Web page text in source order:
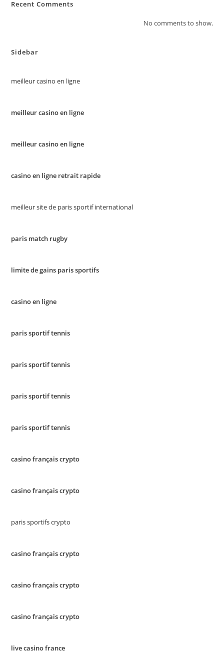
Recent Comments
No comments to show.
Sidebar
meilleur casino en ligne
meilleur casino en ligne
meilleur casino en ligne
casino en ligne retrait rapide
meilleur site de paris sportif international
paris match rugby
limite de gains paris sportifs
casino en ligne
paris sportif tennis
paris sportif tennis
paris sportif tennis
paris sportif tennis
casino français crypto
casino français crypto
paris sportifs crypto
casino français crypto
casino français crypto
casino français crypto
live casino france